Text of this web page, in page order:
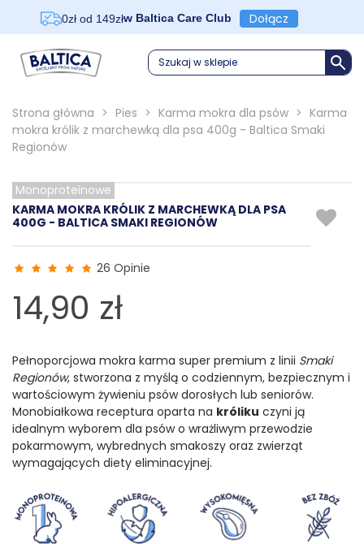
0zł od 149złw Baltica Care Club Dołącz
Szukaj w sklepie
Strona główna > Pies > Karma mokra dla psów > Karma
mokra królik z marchewką dla psa 400g - Baltica Smaki
Regionów
Monoproteinowe
KARMA MOKRA KRÓLIK Z MARCHEWKĄ DLA PSA
400G - BALTICA SMAKI REGIONÓW
26 Opinie
14,90 zł
Pełnoporcjowa mokra karma super premium z linii Smaki
Regionów, stworzona z myślą o codziennym, bezpiecznym i
wartościowym żywieniu psów dorosłych lub seniorów.
Monobiałkowa receptura oparta na króliku czyni ją
idealnym wyborem dla psów o wrażliwym przewodzie
pokarmowym, wybrednych smakoszy oraz zwierząt
wymagających diety eliminacyjnej.